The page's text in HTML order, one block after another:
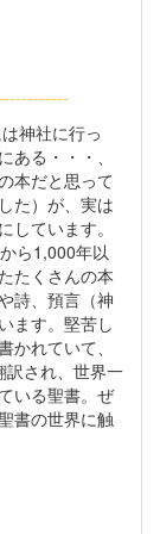
神社に行っ
る・・・、
本だと思って
た）が、実は
ています。
ら1,000年以
たくさんの本
詩、預言（神
ます。堅苦し
れていて、
訳され、世界一
いる聖書。ぜ
書の世界に触